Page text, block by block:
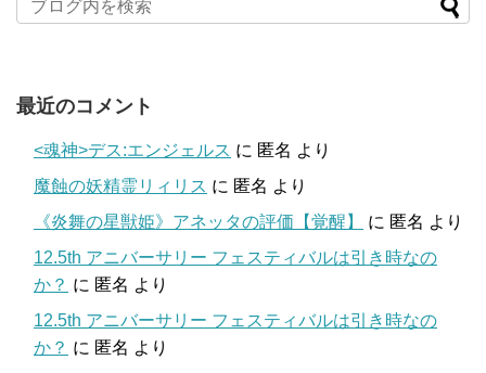
最近のコメント
<魂神>デス:エンジェルス に 匿名 より
魔蝕の妖精霊リィリス に 匿名 より
《炎舞の星獣姫》アネッタの評価【覚醒】
に 匿名 より
12.5th アニバーサリー フェスティバルは引き時なの
か？ に 匿名 より
12.5th アニバーサリー フェスティバルは引き時なの
か？ に 匿名 より